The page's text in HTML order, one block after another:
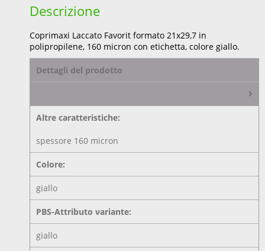
Descrizione
Coprimaxi Laccato Favorit formato 21x29,7 in
polipropilene, 160 micron con etichetta, colore giallo.
Dettagli del prodotto
Altre caratteristiche:
spessore 160 micron
Colore:
giallo
PBS-Attributo variante:
giallo